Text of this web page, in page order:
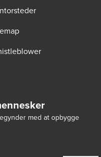
med at opbygge